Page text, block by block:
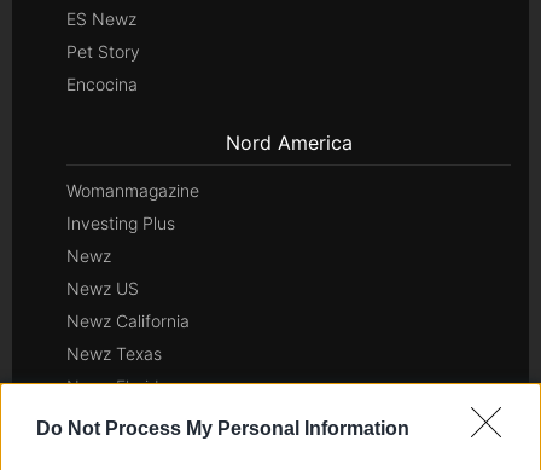
Do Not Process My Personal Information
ES Newz
Pet Story
Encocina
Nord America
Womanmagazine
Investing Plus
Newz
Newz US
Newz California
Newz Texas
Newz Florida
Newz New York